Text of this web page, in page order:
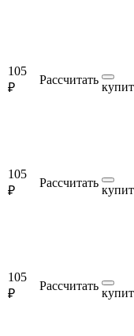
105
₽
Рассчитать
105
₽
Рассчитать
105
₽
Рассчитать